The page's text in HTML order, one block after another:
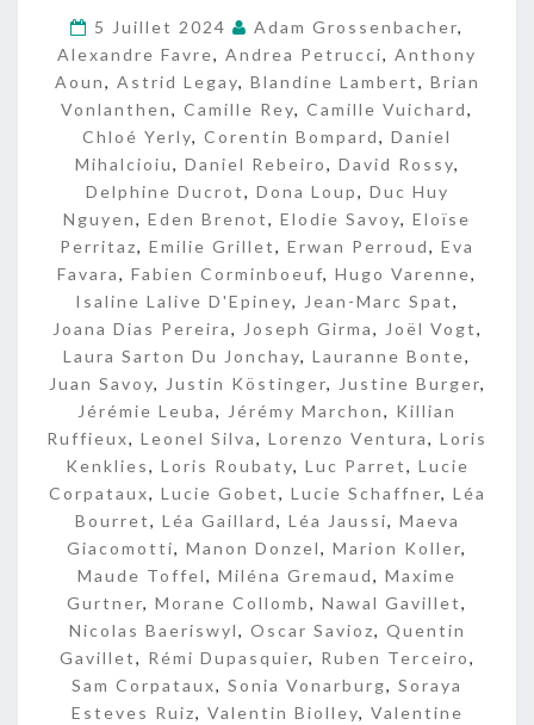
É
T
U
D
I
A
N
T
.
E
S
5 Juillet 2024 Adam Grossenbacher,
Alexandre Favre, Andrea Petrucci, Anthony
Aoun, Astrid Legay, Blandine Lambert, Brian
Vonlanthen, Camille Rey, Camille Vuichard,
Chloé Yerly, Corentin Bompard, Daniel
Mihalcioiu, Daniel Rebeiro, David Rossy,
Delphine Ducrot, Dona Loup, Duc Huy
Nguyen, Eden Brenot, Elodie Savoy, Eloïse
Perritaz, Emilie Grillet, Erwan Perroud, Eva
Favara, Fabien Corminboeuf, Hugo Varenne,
Isaline Lalive D'Epiney, Jean-Marc Spat,
Joana Dias Pereira, Joseph Girma, Joël Vogt,
Laura Sarton Du Jonchay, Lauranne Bonte,
Juan Savoy, Justin Köstinger, Justine Burger,
Jérémie Leuba, Jérémy Marchon, Killian
Ruffieux, Leonel Silva, Lorenzo Ventura, Loris
Kenklies, Loris Roubaty, Luc Parret, Lucie
Corpataux, Lucie Gobet, Lucie Schaffner, Léa
Bourret, Léa Gaillard, Léa Jaussi, Maeva
Giacomotti, Manon Donzel, Marion Koller,
Maude Toffel, Miléna Gremaud, Maxime
Gurtner, Morane Collomb, Nawal Gavillet,
Nicolas Baeriswyl, Oscar Savioz, Quentin
Gavillet, Rémi Dupasquier, Ruben Terceiro,
Sam Corpataux, Sonia Vonarburg, Soraya
Esteves Ruiz, Valentin Biolley, Valentine